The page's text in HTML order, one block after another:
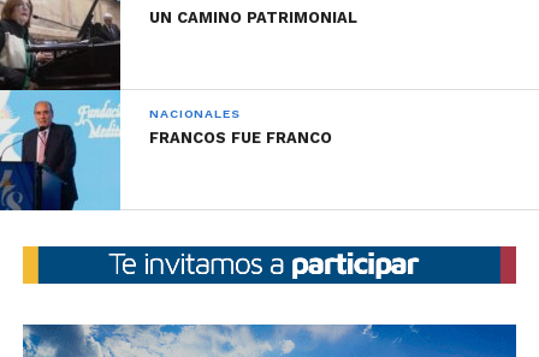
UN CAMINO PATRIMONIAL
NACIONALES
FRANCOS FUE FRANCO